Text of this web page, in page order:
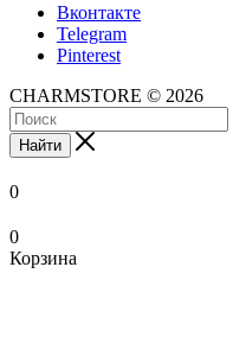
Вконтакте
Telegram
Pinterest
CHARMSTORE © 2026
Найти
0
0
Корзина